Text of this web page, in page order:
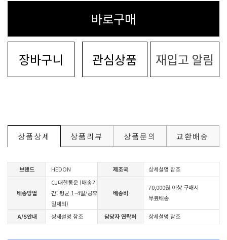
바로구매
장바구니 관심상품 재입고 알림
상품상세 상품리뷰 상품문의 교환배송
브랜드 HEDON 제조국 상세설명 참조
배송방법
CJ대한통운 (배송기
간: 평균 1~4일/공휴
일제외)
배송비
70,000원 이상 구매시
무료배송
A/S안내 상세설명 참조 담당자 연락처 상세설명 참조